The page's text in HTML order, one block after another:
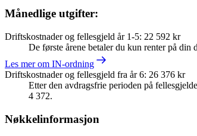
Månedlige utgifter:
Driftskostnader og fellesgjeld år 1-5: 22 592 kr
De første årene betaler du kun renter på
Les mer om IN-ordning
Driftskostnader og fellesgjeld fra år 6: 26 376 kr
Etter den avdragsfrie perioden på
4 372.
Nøkkelinformasjon